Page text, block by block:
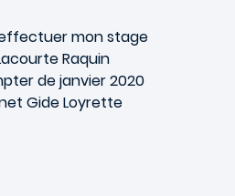
mon stage
Raquin
de janvier 2020
Gide Loyrette